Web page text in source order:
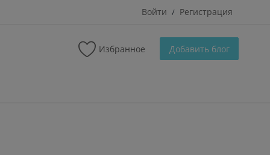
Войти / Регистрация
Избранное Добавить блог